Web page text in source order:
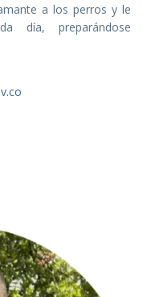
a los perros y le
día, preparándose